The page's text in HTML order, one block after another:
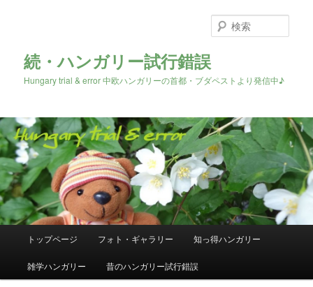
続・ハンガリー試行錯誤
Hungary trial & error 中欧ハンガリーの首都・ブダペストより発信中♪
索
メ
メ
イ
サ
ブ
トップページ フォト・ギャラリー 知っ得ハンガリー
雑学ハンガリー 昔のハンガリー試行錯誤